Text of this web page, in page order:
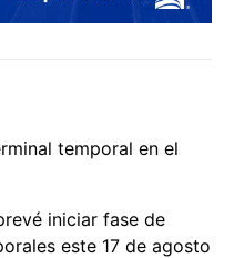
temporal en el
iniciar fase de
este 17 de agosto